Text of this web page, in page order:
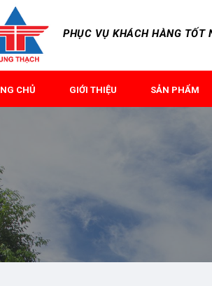
PHỤC VỤ KHÁCH HÀNG TỐT
CHỦ GIỚI THIỆU SẢN PHẨM